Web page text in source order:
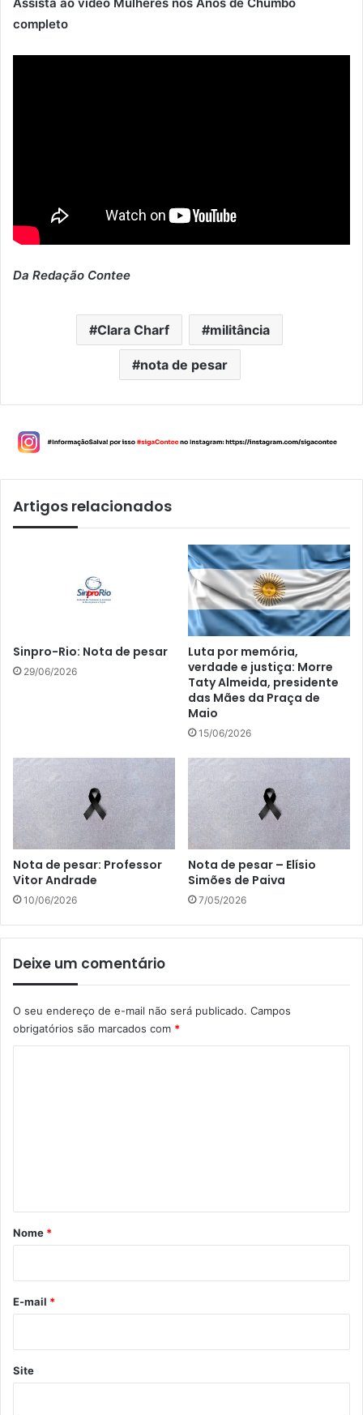
completo
Da Redação Contee
Clara Charf militância
nota de pesar
Artigos relacionados
Sinpro-Rio: Nota de pesar
29/06/2026
Luta por memória,
verdade e justiça: Morre
Taty Almeida, presidente
das Mães da Praça de
Maio
15/06/2026
Nota de pesar: Professor
Vitor Andrade
10/06/2026
Nota de pesar – Elísio
Simões de Paiva
7/05/2026
Deixe um comentário
O seu endereço de e-mail não será publicado. Campos
obrigatórios são marcados com *
r
*
Nome *
E-mail *
Site